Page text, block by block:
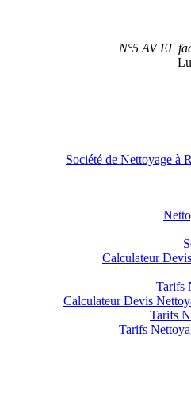
N°5 AV EL
Calculateur
Tarifs
Calculateur Devis
Tarifs
Tarifs